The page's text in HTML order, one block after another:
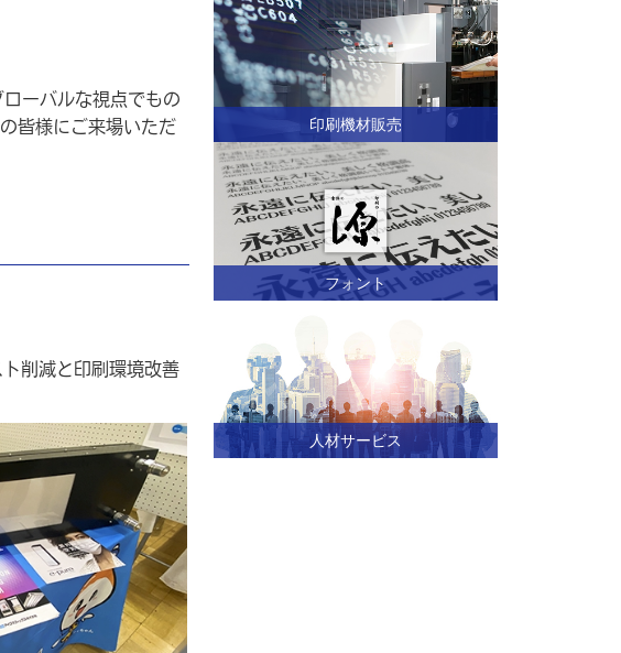
ーバルな視点でもの
皆様にご来場いただ
削減と印刷環境改善
印刷機材販売
フォント
人材サービス